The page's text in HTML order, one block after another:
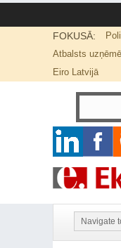
FOKUSĀ:
Atbalsts
Eiro Latvijā